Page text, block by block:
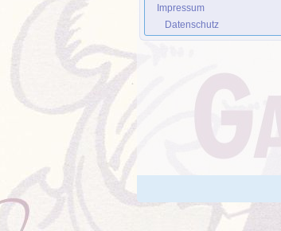
Impressum
Datenschutz